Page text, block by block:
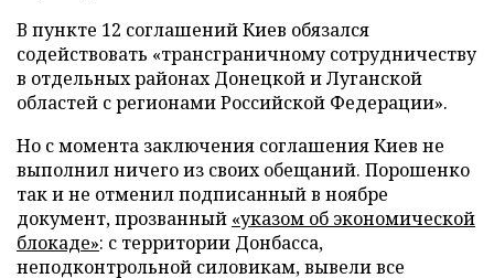
В пункте 12 соглашений Киев обязался
содействовать «трансграничному сотрудничеству
в отдельных районах Донецкой и Луганской
областей с регионами Российской Федерации».
Но с момента заключения соглашения Киев не
выполнил ничего из своих обещаний. Порошенко
так и не отменил подписанный в ноябре
документ, прозванный «указом об экономической
блокаде»: с территории Донбасса,
неподконтрольной силовикам, вывели все